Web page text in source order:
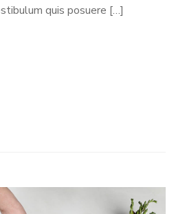
quis posuere […]